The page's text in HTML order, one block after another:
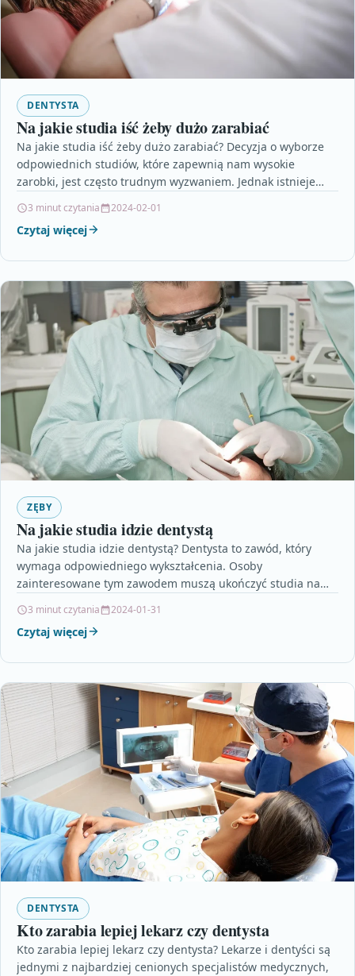
DENTYSTA
Na jakie studia iść żeby dużo zarabiać
Na jakie studia iść żeby dużo zarabiać? Decyzja o wyborze
odpowiednich studiów, które zapewnią nam wysokie
zarobki, jest często trudnym wyzwaniem. Jednak istnieje
3 minut czytania 2024-02-01
Czytaj więcej
ZĘBY
Na jakie studia idzie dentystą
Na jakie studia idzie dentystą? Dentysta to zawód, który
wymaga odpowiedniego wykształcenia. Osoby
zainteresowane tym zawodem muszą ukończyć studia na
3 minut czytania 2024-01-31
Czytaj więcej
DENTYSTA
Kto zarabia lepiej lekarz czy dentysta
Kto zarabia lepiej lekarz czy dentysta? Lekarze i dentyści są
jednymi z najbardziej cenionych specjalistów medycznych,